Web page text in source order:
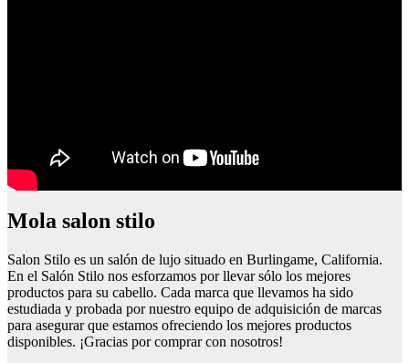
Mola salon stilo
Salon Stilo es un salón de lujo situado en Burlingame, California.
En el Salón Stilo nos esforzamos por llevar sólo los mejores
productos para su cabello. Cada marca que llevamos ha sido
estudiada y probada por nuestro equipo de adquisición de marcas
para asegurar que estamos ofreciendo los mejores productos
disponibles. ¡Gracias por comprar con nosotros!